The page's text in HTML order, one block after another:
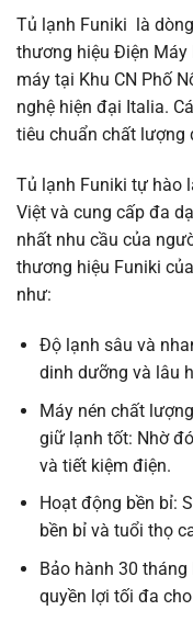
Tủ lạnh Funiki là
thương hiệu Điện Máy
máy tại Khu CN Phố
nghệ hiện đại Italia.
tiêu chuẩn chất lượng
Tủ lạnh Funiki tự hào
Việt và cung cấp đa
nhất nhu cầu của
thương hiệu Funiki
như:
Độ lạnh sâu và
dinh dưỡng và lâu
Máy nén chất
giữ lạnh tốt: Nhờ
và tiết kiệm điện.
Hoạt động bền bỉ:
bền bỉ và tuổi thọ
Bảo hành 30
quyền lợi tối đa